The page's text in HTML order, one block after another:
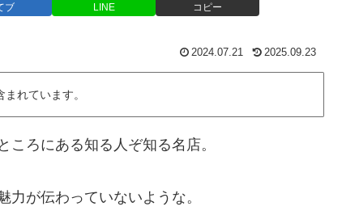
ブ LINE コピー
2024.07.21 2025.09.23
れています。
ろにある知る人ぞ知る名店。
が伝わっていないような。